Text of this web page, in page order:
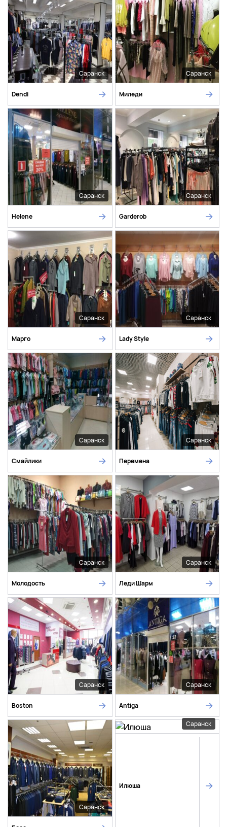
Саранск
Dendi
Саранск
Миледи
Саранск
Helene
Саранск
Garderob
Саранск
Марго
Саранск
Lady Style
Саранск
Смайлики
Саранск
Перемена
Саранск
Молодость
Саранск
Леди Шарм
Саранск
Boston
Саранск
Antiga
Саранск
Саранск
Илюша